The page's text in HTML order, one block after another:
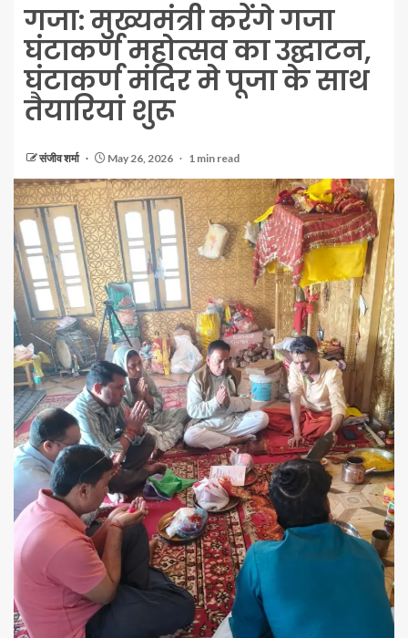
गजा: मुख्यमंत्री करेंगे गजा
घंटाकर्ण महोत्सव का उद्घाटन,
घंटाकर्ण मंदिर मे पूजा के साथ
तैयारियां शुरू
संजीव शर्मा May 26, 2026 1 min read